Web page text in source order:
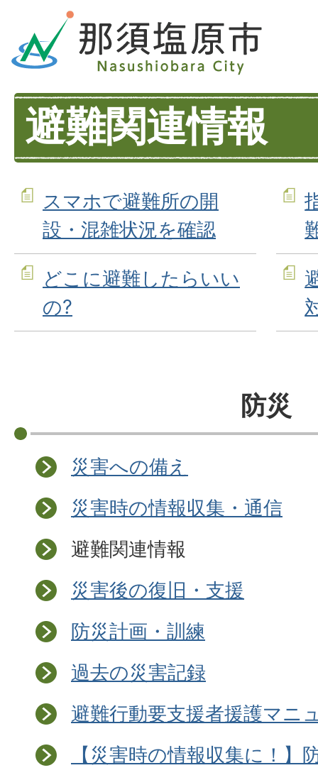
避難関連情報
スマホで避難所の開
設・混雑状況を確認
どこに避難したらいい
の?
防災
災害への備え
災害時の情報収集・通信
避難関連情報
災害後の復旧・支援
防災計画・訓練
過去の災害記録
避難行動要支援者援護マニ
【災害時の情報収集に！】